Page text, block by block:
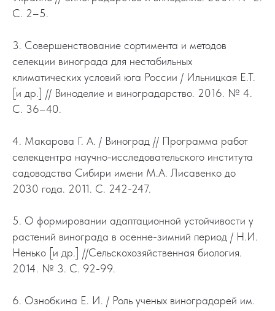
С. 2–5.
3. Совершенствование сортимента и методов
селекции винограда для нестабильных
климатических условий юга России / Ильницкая Е.Т.
[и др.] // Виноделие и виноградарство. 2016. № 4.
С. 36–40.
4. Макарова Г. А. / Виноград // Программа работ
селекцентра научно-исследовательского института
садоводства Сибири имени М.А. Лисавенко до
2030 года. 2011. С. 242-247.
5. О формировании адаптационной устойчивости у
растений винограда в осенне-зимний период / Н.И.
Ненько [и др.] //Сельскохозяйственная биология.
2014. № 3. С. 92-99.
6. Ознобкина Е. И. / Роль ученых виноградарей им.